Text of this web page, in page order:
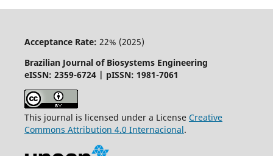
Acceptance Rate: 22% (2025)
Brazilian Journal of Biosystems Engineering
eISSN: 2359-6724 | pISSN: 1981-7061
This journal is licensed under a License Creative
Commons Attribution 4.0 Internacional.